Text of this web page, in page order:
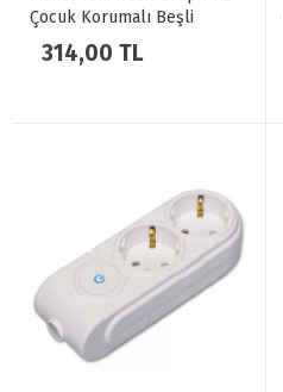
Çocuk Korumalı Beşli
Anahtarlı
314,00 TL